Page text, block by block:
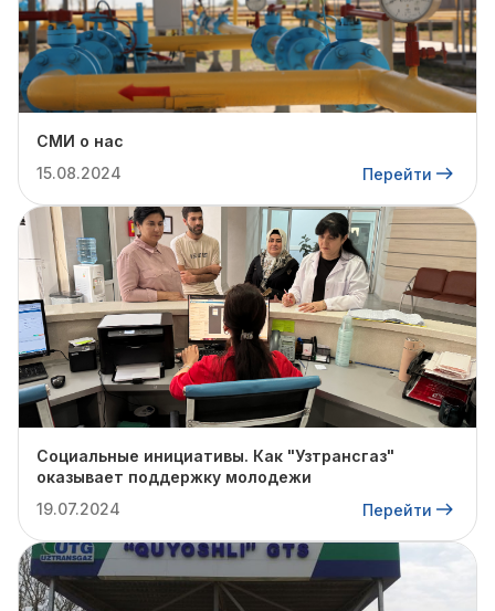
СМИ о нас
15.08.2024
Перейти
Социальные инициативы. Как "Узтрансгаз"
оказывает поддержку молодежи
19.07.2024
Перейти